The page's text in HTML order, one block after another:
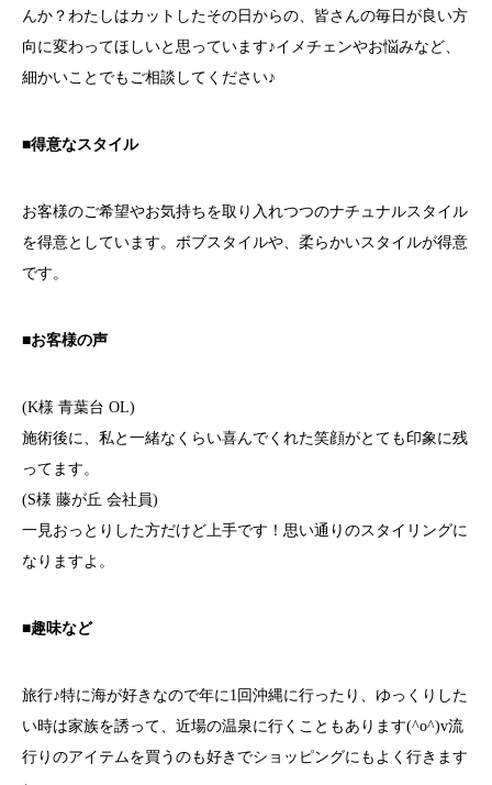
んか？わたしはカットしたその日からの、皆さんの毎日が良い方
向に変わってほしいと思っています♪イメチェンやお悩みなど、
細かいことでもご相談してください♪
■得意なスタイル
お客様のご希望やお気持ちを取り入れつつのナチュナルスタイル
を得意としています。ボブスタイルや、柔らかいスタイルが得意
です。
■お客様の声
(K様 青葉台 OL)
施術後に、私と一緒なくらい喜んでくれた笑顔がとても印象に残
ってます。
(S様 藤が丘 会社員)
一見おっとりした方だけど上手です！思い通りのスタイリングに
なりますよ。
■趣味など
旅行♪特に海が好きなので年に1回沖縄に行ったり、ゆっくりした
い時は家族を誘って、近場の温泉に行くこともあります(^o^)v流
行りのアイテムを買うのも好きでショッピングにもよく行きます